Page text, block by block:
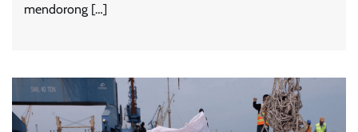
mendorong […]